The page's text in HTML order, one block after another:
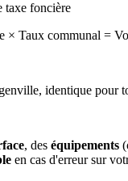
taxe foncière
× Taux communal =
identique pour
, des équipements
en cas d'erreur sur